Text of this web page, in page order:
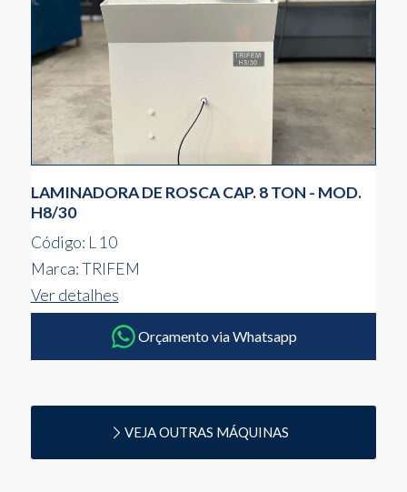
LAMINADORA DE ROSCA CAP. 8 TON - MOD.
H8/30
Código: L 10
Marca: TRIFEM
Ver detalhes
Orçamento via Whatsapp
VEJA OUTRAS MÁQUINAS